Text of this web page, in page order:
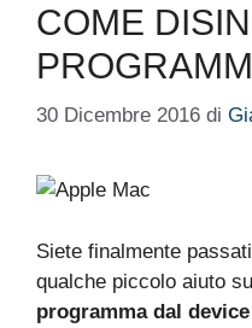
COME
30 Dicembre 2016 di
Siete finalmente
qualche piccolo aiuto
programma dal